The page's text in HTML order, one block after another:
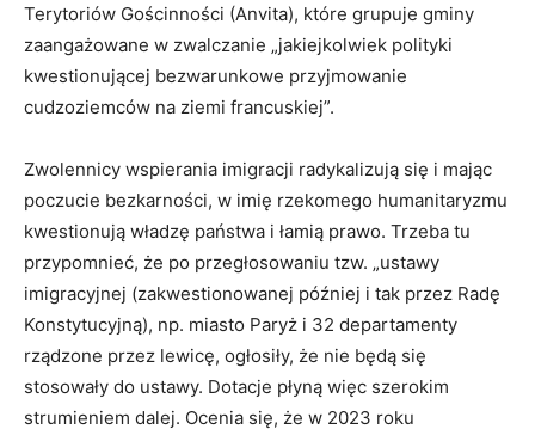
Terytoriów Gościnności (Anvita), które grupuje gminy
zaangażowane w zwalczanie „jakiejkolwiek polityki
kwestionującej bezwarunkowe przyjmowanie
cudzoziemców na ziemi francuskiej”.
Zwolennicy wspierania imigracji radykalizują się i mając
poczucie bezkarności, w imię rzekomego humanitaryzmu
kwestionują władzę państwa i łamią prawo. Trzeba tu
przypomnieć, że po przegłosowaniu tzw. „ustawy
imigracyjnej (zakwestionowanej później i tak przez Radę
Konstytucyjną), np. miasto Paryż i 32 departamenty
rządzone przez lewicę, ogłosiły, że nie będą się
stosowały do ustawy. Dotacje płyną więc szerokim
strumieniem dalej. Ocenia się, że w 2023 roku